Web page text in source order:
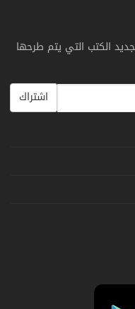
الكتب التي يتم طرحها
اشتراك